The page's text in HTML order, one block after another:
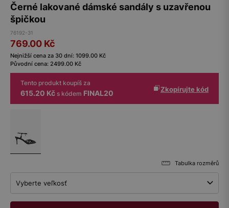
Černé lakované dámské sandály s uzavřenou
špičkou
76192-31
769.00 Kč
Nejnižší cena za 30 dní: 1099.00 Kč
Původní cena: 2499.00 Kč
Tento produkt koupíš za
615.20 Kč s kódem FINAL20 Zkopírujte kód
Tabulka rozměrů
Vyberte veľkosť